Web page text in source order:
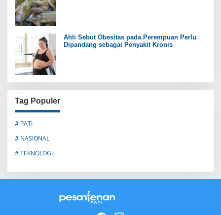
Ahli Sebut Obesitas pada Perempuan Perlu
Dipandang sebagai Penyakit Kronis
Tag Populer
# PATI
# NASIONAL
# TEKNOLOGI